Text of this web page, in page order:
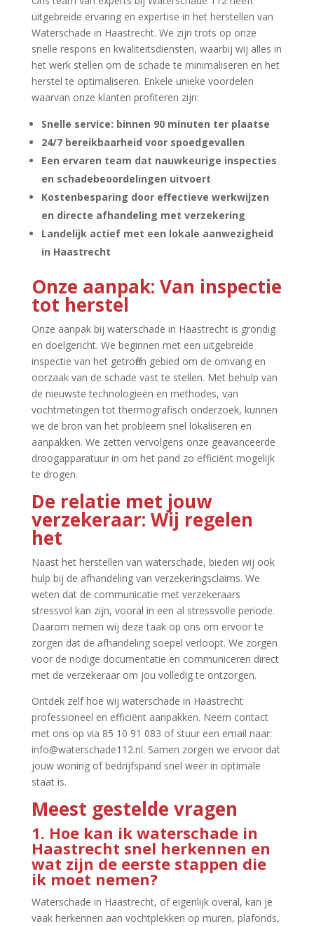
uitgebreide ervaring en expertise in het herstellen van
Waterschade in Haastrecht.​ We zijn trots op onze
snelle respons en kwaliteitsdiensten, waarbij wij alles in
het werk stellen om de schade te minimaliseren en het
herstel te optimaliseren.​ Enkele unieke voordelen
waarvan onze klanten profiteren zijn:
Snelle service: binnen 90 minuten ter plaatse
24/7 bereikbaarheid voor spoedgevallen
Een ervaren team dat nauwkeurige inspecties
en schadebeoordelingen uitvoert
Kostenbesparing door effectieve werkwijzen
en directe afhandeling met verzekering
Landelijk actief met een lokale aanwezigheid
in Haastrecht
Onze aanpak: Van inspectie
tot herstel
Onze aanpak bij waterschade in Haastrecht is grondig
en doelgericht.​ We beginnen met een uitgebreide
inspectie van het getroffen gebied om de omvang en
oorzaak van de schade vast te stellen.​ Met behulp van
de nieuwste technologieën en methodes, van
vochtmetingen tot thermografisch onderzoek, kunnen
we de bron van het probleem snel lokaliseren en
aanpakken.​ We zetten vervolgens onze geavanceerde
droogapparatuur in om het pand zo efficiënt mogelijk
te drogen.​
De relatie met jouw
verzekeraar: Wij regelen
het
Naast het herstellen van waterschade, bieden wij ook
hulp bij de afhandeling van verzekeringsclaims.​ We
weten dat de communicatie met verzekeraars
stressvol kan zijn, vooral in een al stressvolle periode.​
Daarom nemen wij deze taak op ons om ervoor te
zorgen dat de afhandeling soepel verloopt.​ We zorgen
voor de nodige documentatie en communiceren direct
met de verzekeraar om jou volledig te ontzorgen.​
Ontdek zelf hoe wij waterschade in Haastrecht
professioneel en efficiënt aanpakken.​ Neem contact
met ons op via 85 10 91 083 of stuur een email naar:
info@waterschade112.​nl.​ Samen zorgen we ervoor dat
jouw woning of bedrijfspand snel weer in optimale
staat is.​
Meest gestelde vragen
1.​ Hoe kan ik waterschade in
Haastrecht snel herkennen en
wat zijn de eerste stappen die
ik moet nemen?
Waterschade in Haastrecht, of eigenlijk overal, kan je
vaak herkennen aan vochtplekken op muren, plafonds,